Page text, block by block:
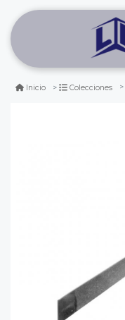
Inicio Colecciones